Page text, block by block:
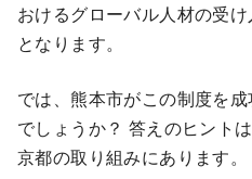
おけるグローバル人材の受
となります。
では、熊本市がこの制度を
でしょうか？ 答えのヒント
京都の取り組みにあります。